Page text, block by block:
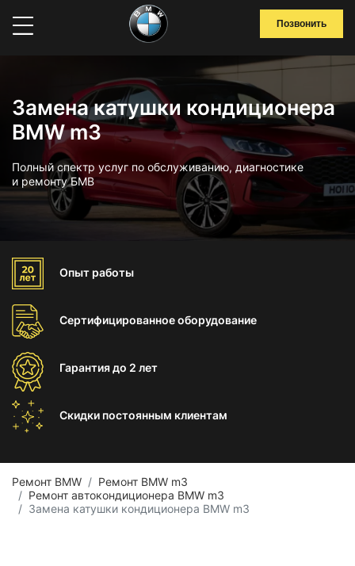
Позвонить
Замена катушки кондиционера
BMW m3
Полный спектр услуг по обслуживанию, диагностике
и ремонту БМВ
Опыт работы
Сертифицированноеоборудование
Гарантиядо 2 лет
Скидки постоянным клиентам
Ремонт BMW
Ремонт BMW m3
Ремонт автокондиционера BMW m3
Замена катушки кондиционера BMW m3